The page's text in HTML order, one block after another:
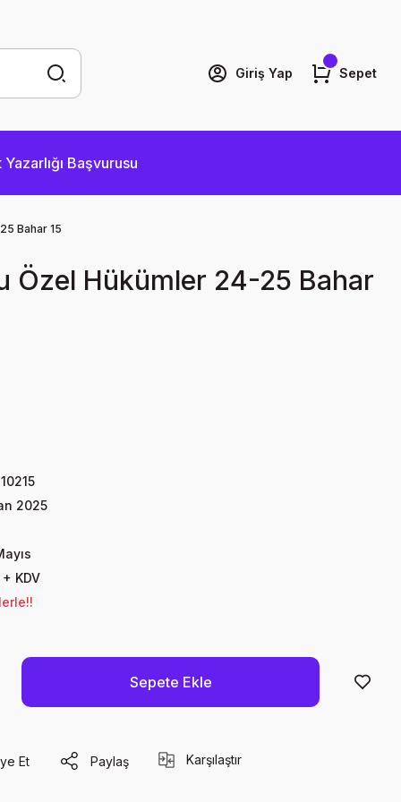
Giriş Yap Sepet
Yazarlığı Başvurusu
Bahar 15
Özel Hükümler 24-25 Bahar
2025
KDV
Sepete Ekle
Et Paylaş Karşılaştır